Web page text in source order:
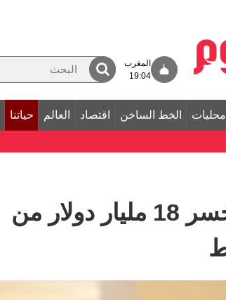
المغرب
19:04
محليات الخط الساخن اقتصاد العالم حياتنا
أغنى أغنياء الفلبين يخسر 18 مليار دولار من